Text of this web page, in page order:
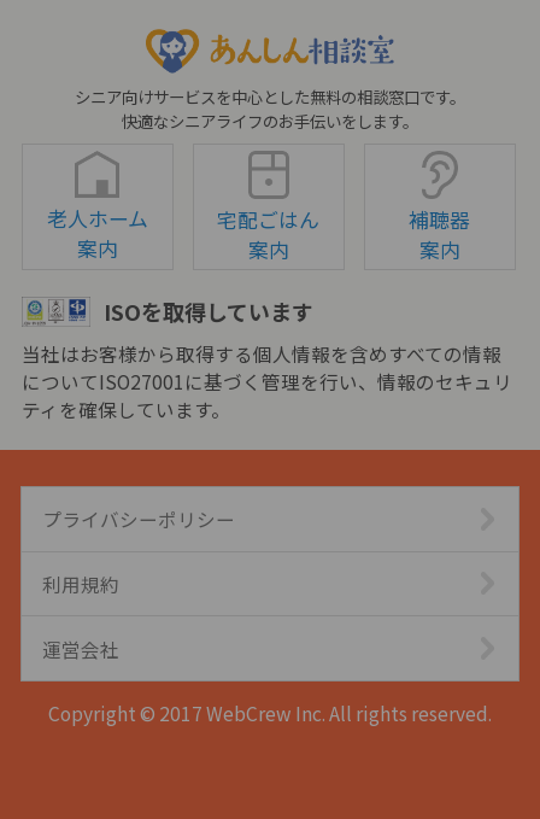
シニア向けサービスを中心とした無料の相談窓口です。
快適なシニアライフのお手伝いをします。
老人ホーム
案内
宅配ごはん
案内
補聴器
案内
ISOを取得しています
当社はお客様から取得する個人情報を含めすべての情報
についてISO27001に基づく管理を行い、情報のセキュリ
ティを確保しています。
プライバシーポリシー
利用規約
運営会社
Copyright © 2017 WebCrew Inc. All rights reserved.